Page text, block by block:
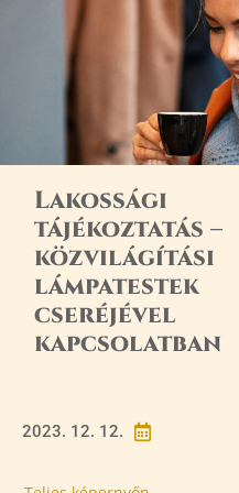
Lakossági
tájékoztatás –
közvilágítási
lámpatestek
cseréjével
kapcsolatban

2023. 12. 12.